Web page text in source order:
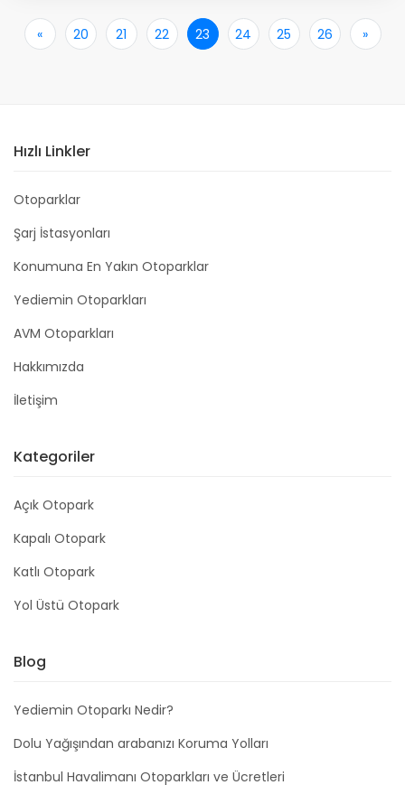
« 20 21 22 23 24 25 26 » Son
Hızlı Linkler
Otoparklar
Şarj İstasyonları
Konumuna En Yakın Otoparklar
Yediemin Otoparkları
AVM Otoparkları
Hakkımızda
İletişim
Kategoriler
Açık Otopark
Kapalı Otopark
Katlı Otopark
Yol Üstü Otopark
Blog
Yediemin Otoparkı Nedir?
Dolu Yağışından arabanızı Koruma Yolları
İstanbul Havalimanı Otoparkları ve Ücretleri